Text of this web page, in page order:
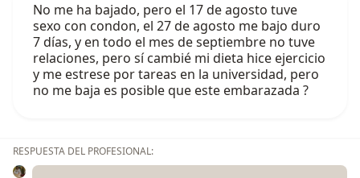
No me ha bajado, pero el 17 de agosto tuve
sexo con condon, el 27 de agosto me bajo duro
7 días, y en todo el mes de septiembre no tuve
relaciones, pero sí cambié mi dieta hice ejercicio
y me estrese por tareas en la universidad, pero
no me baja es posible que este embarazada ?
RESPUESTA DEL PROFESIONAL: